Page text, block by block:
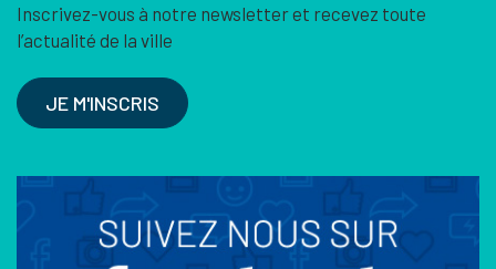
Inscrivez-vous à notre newsletter et recevez toute
l’actualité de la ville
JE M'INSCRIS